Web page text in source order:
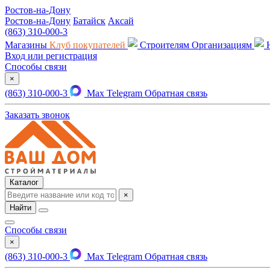
Ростов-на-Дону
Ростов-на-Дону Батайск Аксай
(863) 310-000-3
Магазины Клуб покупателей Строителям Организациям
Вход или регистрация
Способы связи
×
(863) 310-000-3 Max Telegram Обратная связь
Заказать звонок
Каталог
×
Найти
Способы связи
×
(863) 310-000-3 Max Telegram Обратная связь